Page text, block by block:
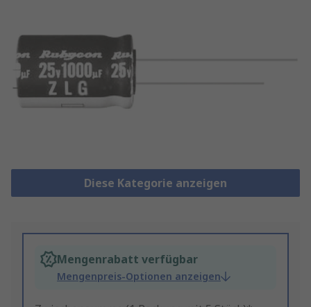
Diese Kategorie anzeigen
Mengenrabatt verfügbar
Mengenpreis-Optionen anzeigen